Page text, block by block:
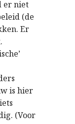
er niet
(de
Er
is hier
(Voor